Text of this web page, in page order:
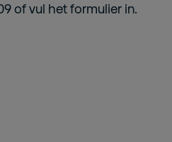
of vul het formulier in.